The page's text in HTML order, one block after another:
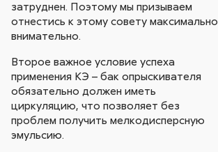
затруднен. Поэтому мы призываем
отнестись к этому совету максимально
внимательно.
Второе важное условие успеха
применения КЭ – бак опрыскивателя
обязательно должен иметь
циркуляцию, что позволяет без
проблем получить мелкодисперсную
эмульсию.